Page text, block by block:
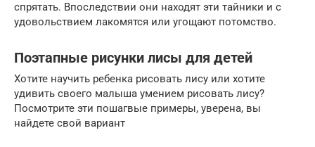
спрятать. Впоследствии они находят эти тайники и с
удовольствием лакомятся или угощают потомство.
Поэтапные рисунки лисы для детей
Хотите научить ребенка рисовать лису или хотите
удивить своего малыша умением рисовать лису?
Посмотрите эти пошагвые примеры, уверена, вы
найдете свой вариант